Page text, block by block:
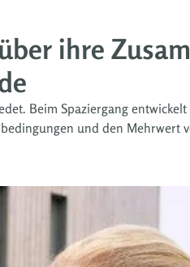
ihre
Beim Spaziergang
und den Mehrwert